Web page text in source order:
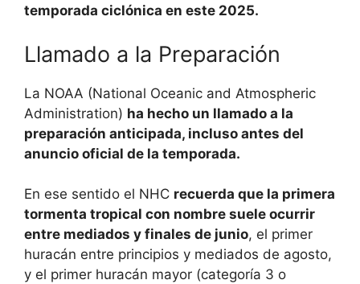
temporada ciclónica en este 2025.
Llamado a la Preparación
La NOAA (National Oceanic and Atmospheric
Administration) ha hecho un llamado a la
preparación anticipada, incluso antes del
anuncio oficial de la temporada.
En ese sentido el NHC recuerda que la primera
tormenta tropical con nombre suele ocurrir
entre mediados y finales de junio, el primer
huracán entre principios y mediados de agosto,
y el primer huracán mayor (categoría 3 o